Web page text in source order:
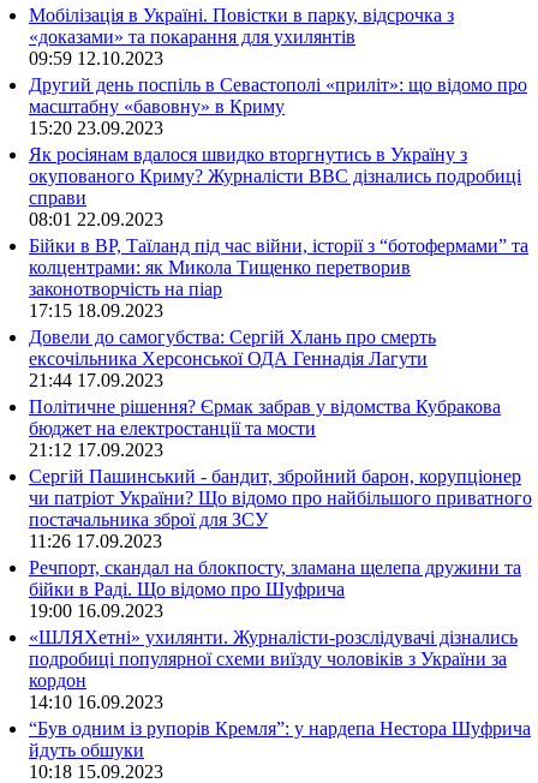
Мобілізація в Україні. Повістки в парку, відсрочка з
«доказами» та покарання для ухилянтів
09:59 12.10.2023
Другий день поспіль в Севастополі «приліт»: що відомо про
масштабну «бавовну» в Криму
15:20 23.09.2023
Як росіянам вдалося швидко вторгнутись в Україну з
окупованого Криму? Журналісти ВВС дізнались подробиці
справи
08:01 22.09.2023
Бійки в ВР, Таїланд під час війни, історії з “ботофермами” та
колцентрами: як Микола Тищенко перетворив
законотворчість на піар
17:15 18.09.2023
Довели до самогубства: Сергій Хлань про смерть
ексочільника Херсонської ОДА Геннадія Лагути
21:44 17.09.2023
Політичне рішення? Єрмак забрав у відомства Кубракова
бюджет на електростанції та мости
21:12 17.09.2023
Сергій Пашинський - бандит, збройний барон, корупціонер
чи патріот України? Що відомо про найбільшого приватного
постачальника зброї для ЗСУ
11:26 17.09.2023
Речпорт, скандал на блокпосту, зламана щелепа дружини та
бійки в Раді. Що відомо про Шуфрича
19:00 16.09.2023
«ШЛЯХетні» ухилянти. Журналісти-розслідувачі дізнались
подробиці популярної схеми виїзду чоловіків з України за
кордон
14:10 16.09.2023
“Був одним із рупорів Кремля”: у нардепа Нестора Шуфрича
йдуть обшуки
10:18 15.09.2023